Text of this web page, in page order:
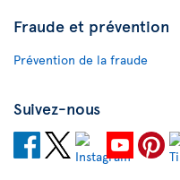
Fraude et prévention
Prévention de la fraude
Suivez-nous